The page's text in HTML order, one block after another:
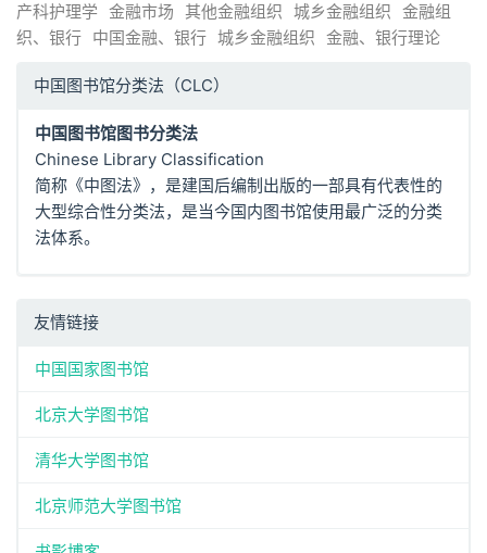
产科护理学 金融市场 其他金融组织 城乡金融组织 金融组
织、银行 中国金融、银行 城乡金融组织 金融、银行理论
中国图书馆分类法（CLC）
中国图书馆图书分类法
Chinese Library Classification
简称《中图法》，是建国后编制出版的一部具有代表性的
大型综合性分类法，是当今国内图书馆使用最广泛的分类
法体系。
友情链接
中国国家图书馆
北京大学图书馆
清华大学图书馆
北京师范大学图书馆